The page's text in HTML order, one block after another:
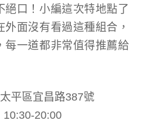
絕口！小編這次特地點了
外面沒有看過這種組合，
每一道都非常值得推薦給
平區宜昌路387號
10:30-20:00